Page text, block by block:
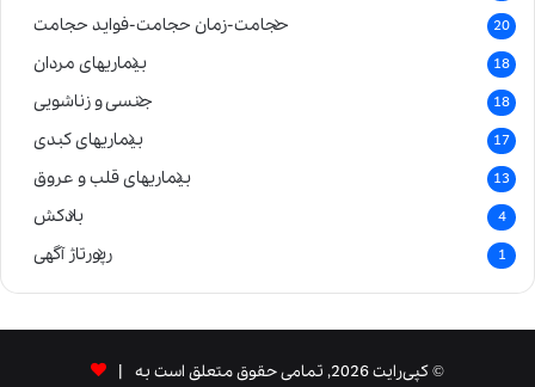
حجامت-زمان حجامت-فواید حجامت 20
بیماریهای مردان 18
جنسی و زناشویی 18
بیماریهای کبدی 17
بیماریهای قلب و عروق 13
بادکش 4
رپورتاژ آگهی 1
© کپی‌رایت 2026, تمامی حقوق متعلق است به |